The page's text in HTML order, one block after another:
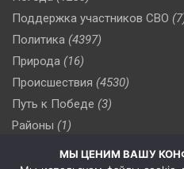
Поддержка участников СВО
Политика (4397)
Природа (16)
Происшествия (4530)
Путь к Победе (3)
Районы (1)
(510)
МЫ ЦЕНИМ ВАШУ